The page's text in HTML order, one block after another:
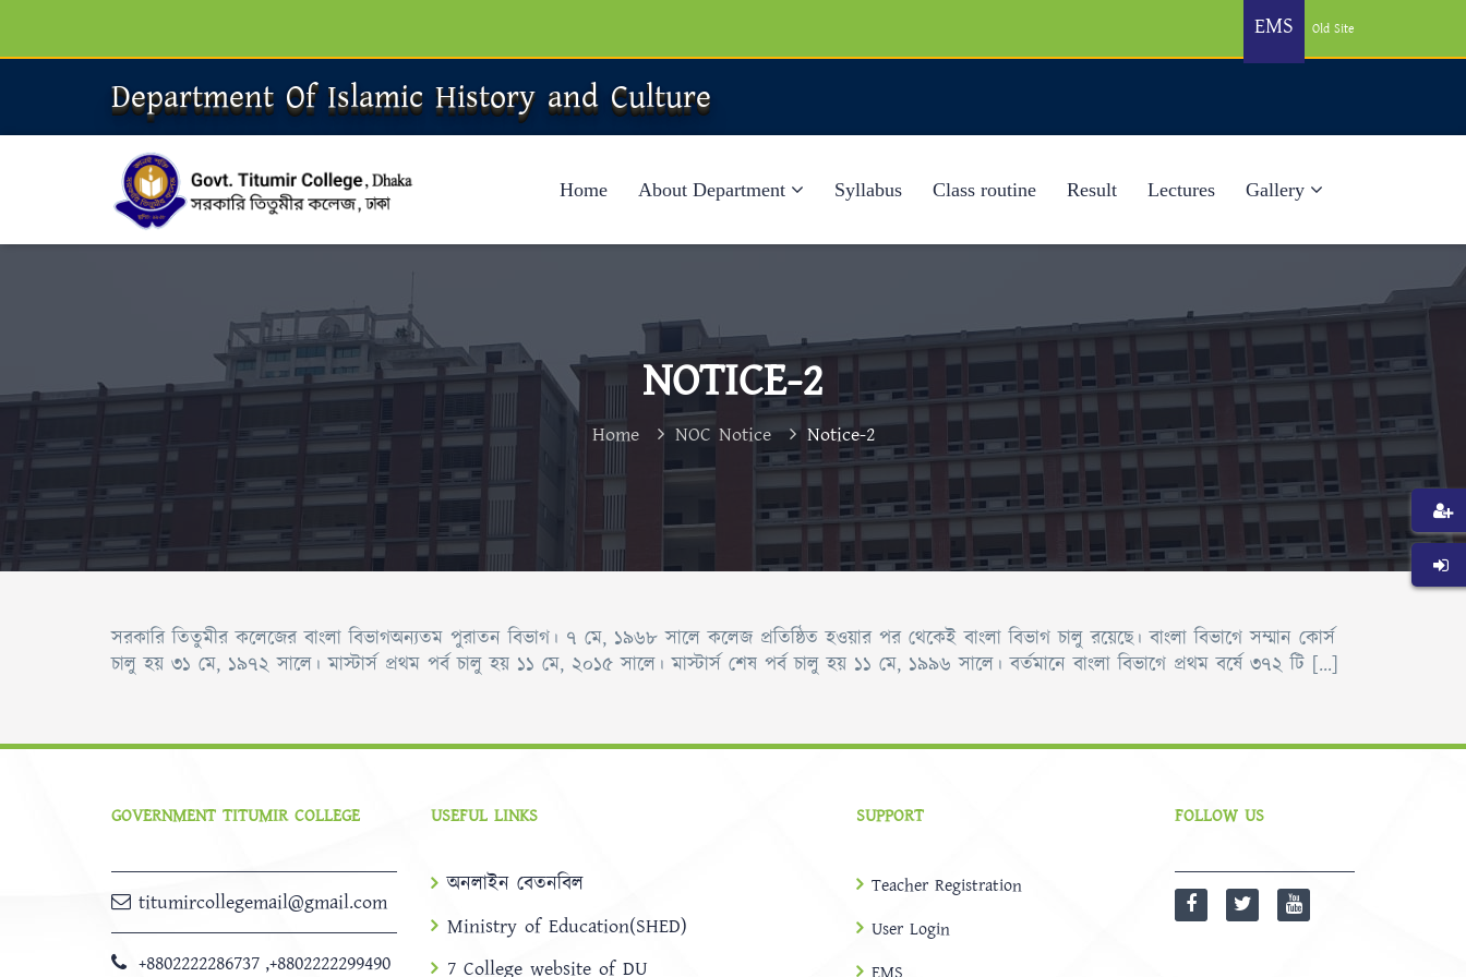
EMS Old Site
Department Of Islamic History and Culture
Home About Department Syllabus Class routine Result Lectures Gallery
NOTICE-2
Home NOC Notice Notice-2
সরকারি তিতুমীর কলেজের বাংলা বিভাগঅন্যতম পুরাতন বিভাগ। ৭ মে, ১৯৬৮ সালে কলেজ প্রতিষ্ঠিত হওয়ার পর থেকেই বাংলা বিভাগ চালু রয়েছে। বাংলা বিভাগে সম্মান কোর্স
চালু হয় ৩১ মে, ১৯৭২ সালে। মাস্টার্স প্রথম পর্ব চালু হয় ১১ মে, ২০১৫ সালে। মাস্টার্স শেষ পর্ব চালু হয় ১১ মে, ১৯৯৬ সালে। বর্তমানে বাংলা বিভাগে প্রথম বর্ষে ৩৭২ টি […]
GOVERNMENT TITUMIR COLLEGE
titumircollegemail@gmail.com
+8802222286737 ,+8802222299490
USEFUL LINKS
অনলাইন বেতনবিল
Ministry of Education(SHED)
7 College website of DU
SUPPORT
Teacher Registration
User Login
FOLLOW US